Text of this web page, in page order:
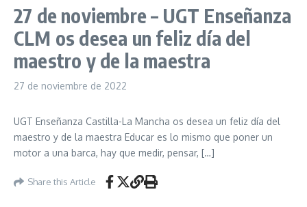
27 de noviembre – UGT Enseñanza
CLM os desea un feliz día del
maestro y de la maestra
27 de noviembre de 2022
UGT Enseñanza Castilla-La Mancha os desea un feliz día del
maestro y de la maestra Educar es lo mismo que poner un
motor a una barca, hay que medir, pensar, […]
Share this Article